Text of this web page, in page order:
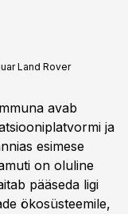
Land Rover
avab
ja
esimese
on oluline
pääseda ligi
ökosüsteemile,